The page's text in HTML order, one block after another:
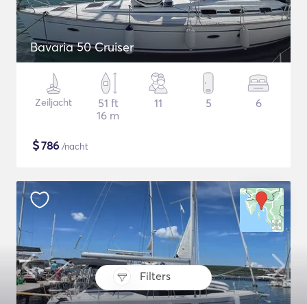
Filters
Bavaria 50 Cruiser
Zeiljacht
51 ft
16 m
11 5 6
$786 /nacht